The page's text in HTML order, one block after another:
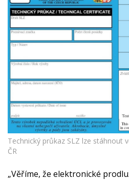
Technický průkaz SLZ lze stáhnout
ČR
„Věříme, že elektronické